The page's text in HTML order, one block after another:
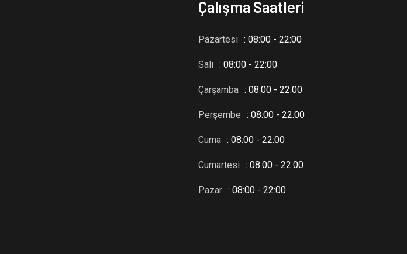
Çalışma Saatleri
Pazartesi : 08:00 - 22:00
Salı : 08:00 - 22:00
Çarşamba : 08:00 - 22:00
Perşembe : 08:00 - 22:00
Cuma : 08:00 - 22:00
Cumartesi : 08:00 - 22:00
Pazar : 08:00 - 22:00